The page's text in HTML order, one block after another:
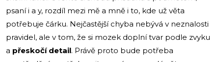
psaní i a y, rozdíl mezi mě a mně i to, kde už věta
potřebuje čárku. Nejčastější chyba nebývá v neznalosti
pravidel, ale v tom, že si mozek doplní tvar podle zvyku
a přeskočí detail. Právě proto bude potřeba